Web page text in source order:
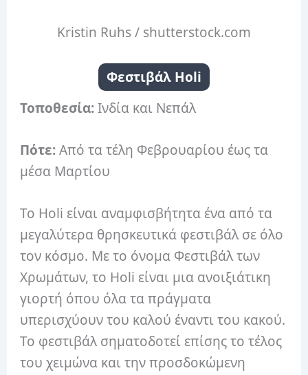
Kristin Ruhs / shutterstock.com
Φεστιβάλ Holi
Τοποθεσία:Ινδία και Νεπάλ
Πότε:Από τα τέλη Φεβρουαρίου έως τα
μέσα Μαρτίου
Το Holi είναι αναμφισβήτητα ένα από τα
μεγαλύτερα θρησκευτικά φεστιβάλ σε όλο
τον κόσμο. Με το όνομα Φεστιβάλ των
Χρωμάτων, το Holi είναι μια ανοιξιάτικη
γιορτή όπου όλα τα πράγματα
υπερισχύουν του καλού έναντι του κακού.
Το φεστιβάλ σηματοδοτεί επίσης το τέλος
του χειμώνα και την προσδοκώμενη